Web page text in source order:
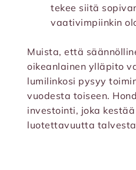
tekee siitä
vaativimpiinkin
Muista, että
oikeanlainen ylläpito
lumilinkosi pysyy
vuodesta toiseen.
investointi, joka
luotettavuutta